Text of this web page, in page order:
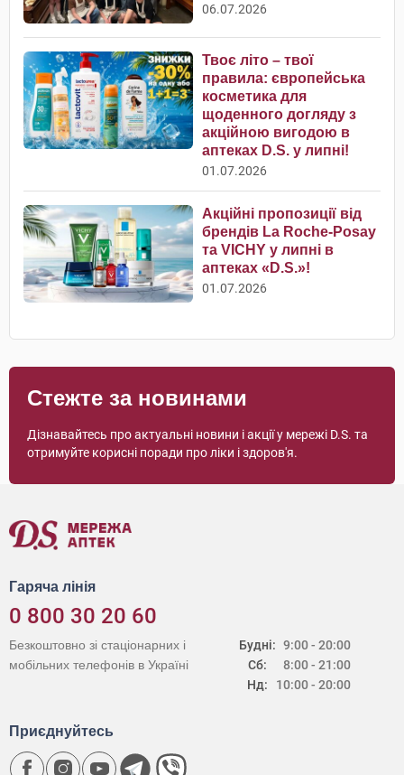
06.07.2026
Твоє літо – твої
правила: європейська
косметика для
щоденного догляду з
акційною вигодою в
аптеках D.S. у липні!
01.07.2026
Акційні пропозиції від
брендів La Roche-Posay
та VICHY у липні в
аптеках «D.S.»!
01.07.2026
Стежте за новинами
Дізнавайтесь про актуальні новини і акції у мережі D.S. та
отримуйте корисні поради про ліки і здоров'я.
Гаряча лінія
0 800 30 20 60
Будні:
Сб:
Нд:
9:00 - 20:00
8:00 - 21:00
10:00 - 20:00
Безкоштовно зі стаціонарних і
мобільних телефонів в Україні
Приєднуйтесь